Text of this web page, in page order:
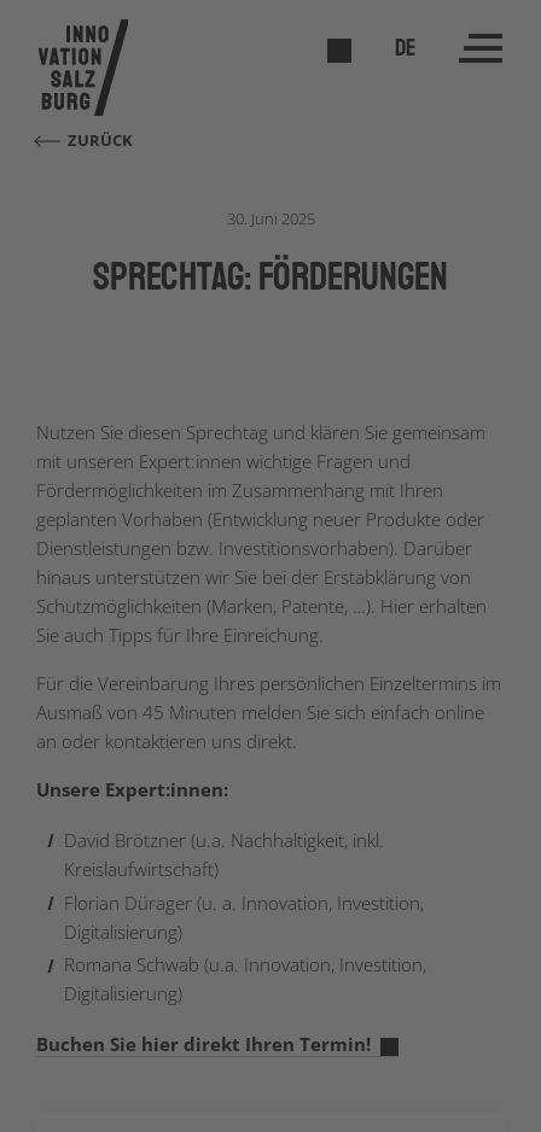
DE
ZURÜCK
30. Juni 2025
Sprechtag: Förderungen
Nutzen Sie diesen Sprechtag und klären Sie gemeinsam
mit unseren Expert:innen wichtige Fragen und
Fördermöglichkeiten im Zusammenhang mit Ihren
geplanten Vorhaben (Entwicklung neuer Produkte oder
Dienstleistungen bzw. Investitionsvorhaben). Darüber
hinaus unterstützen wir Sie bei der Erstabklärung von
Schutzmöglichkeiten (Marken, Patente, …). Hier erhalten
Sie auch Tipps für Ihre Einreichung.
Für die Vereinbarung Ihres persönlichen Einzeltermins im
Ausmaß von 45 Minuten melden Sie sich einfach online
an oder kontaktieren uns direkt.
Unsere Expert:innen:
David Brötzner (u.a. Nachhaltigkeit, inkl.
Kreislaufwirtschaft)
Florian Dürager (u. a. Innovation, Investition,
Digitalisierung)
Romana Schwab (u.a. Innovation, Investition,
Digitalisierung)
Buchen Sie hier direkt Ihren Termin!